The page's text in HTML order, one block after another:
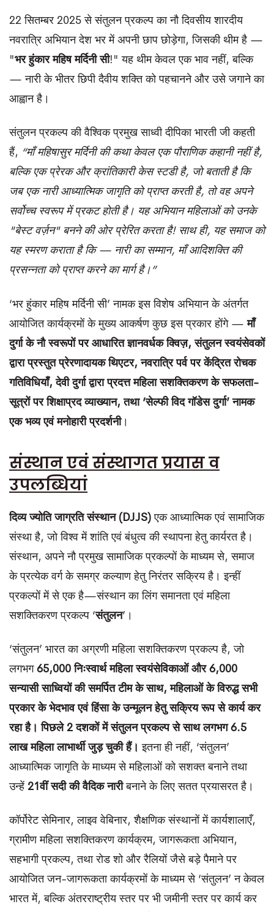
22 सितम्बर 2025 से संतुलन प्रकल्प का नौ दिवसीय शारदीय
नवरात्रि अभियान देश भर में अपनी छाप छोड़ेगा, जिसकी थीम है —
"भर हुंकार महिष मर्दिनी सी!" यह थीम केवल एक भाव नहीं, बल्कि
— नारी के भीतर छिपी दैवीय शक्ति को पहचानने और उसे जगाने का
आह्वान है।
संतुलन प्रकल्प की वैश्विक प्रमुख साध्वी दीपिका भारती जी कहती
हैं, “माँ महिषासुर मर्दिनी की कथा केवल एक पौराणिक कहानी नहीं है,
बल्कि एक प्रेरक और क्रांतिकारी केस स्टडी है, जो बताती है कि
जब एक नारी आध्यात्मिक जागृति को प्राप्त करती है, तो वह अपने
सर्वोच्च स्वरूप में प्रकट होती है। यह अभियान महिलाओं को उनके
"बेस्ट वर्ज़न" बनने की ओर प्रेरित करता है! साथ ही, यह समाज को
यह स्मरण कराता है कि— नारी का सम्मान, माँ आदिशक्ति की
प्रसन्नता को प्राप्त करने का मार्ग है।”
‘भर हुंकार महिष मर्दिनी सी’ नामक इस विशेष अभियान के अंतर्गत
आयोजित कार्यक्रमों के मुख्य आकर्षण कुछ इस प्रकार होंगे —माँ
दुर्गा के नौ स्वरूपों पर आधारित ज्ञानवर्धक क्विज़,संतुलन स्वयंसेवकों
द्वारा प्रस्तुत प्रेरणादायक थिएटर,नवरात्रि पर्व पर केंद्रित रोचक
गतिविधियाँ,देवी दुर्गा द्वारा प्रदत्त महिला सशक्तिकरण के सफलता-
सूत्रों पर शिक्षाप्रद व्याख्यान,तथा‘सेल्फी विद गॉडेस दुर्गा’नामक
एक भव्य एवं मनोहारी प्रदर्शनी।
संस्थान एवं संस्थागत प्रयास व
उपलब्धियां
दिव्य ज्योति जाग्रति संस्थान( DJJS) एक आध्यात्मिक एवं सामाजिक
संस्था है, जो विश्व में शांति एवं बंधुत्व की स्थापना हेतु कार्यरत है।
संस्थान, अपने नौ प्रमुख सामाजिक प्रकल्पों के माध्यम से, समाज
के प्रत्येक वर्ग के समग्र कल्याण हेतु निरंतर सक्रिय है। इन्हीं
प्रकल्पों में से एक है—संस्थान का लिंग समानता एवं महिला
सशक्तिकरण प्रकल्प ‘संतुलन’।
‘संतुलन’ भारत का अग्रणी महिला सशक्तिकरण प्रकल्प है, जो
लगभग 65,000निःस्वार्थ महिला स्वयंसेविकाओं और6,000
सन्यासी साध्वियों की समर्पित टीम के साथ,महिलाओं के विरुद्ध सभी
प्रकार के भेदभाव एवं हिंसा के उन्मूलन हेतु सक्रिय रूप से कार्य कर
रहा है। पिछले 2 दशकों में संतुलन प्रकल्प से साथ लगभग 6.5
लाख महिला लाभार्थी जुड़ चुकी हैं। इतना ही नहीं, ‘संतुलन’
आध्यात्मिक जागृति के माध्यम से महिलाओं को सशक्त बनाने तथा
उन्हें 21वीं सदी की वैदिक नारीबनाने के लिए सतत प्रयासरत है।
कॉर्पोरेट सेमिनार, लाइव वेबिनार, शैक्षणिक संस्थानों में कार्यशालाएँ,
ग्रामीण महिला सशक्तिकरण कार्यक्रम, जागरूकता अभियान,
सहभागी प्रकल्प, तथा रोड शो और रैलियों जैसे बड़े पैमाने पर
आयोजित जन-जागरूकता कार्यक्रमों के माध्यम से ‘संतुलन’ न केवल
भारत में, बल्कि अंतरराष्ट्रीय स्तर पर भी जमीनी स्तर पर कार्य कर